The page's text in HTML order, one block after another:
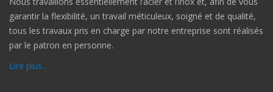
garantir la flexibilité, un travail méticuleux, soigné et de qualité,
tous les travaux pris en charge par notre entreprise sont réalisés
par le patron en personne.
Lire plus...